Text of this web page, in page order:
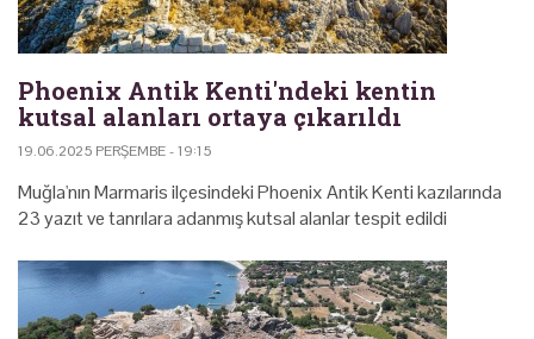
Phoenix Antik Kenti'ndeki kentin
kutsal alanları ortaya çıkarıldı
19.06.2025 PERŞEMBE - 19:15
Muğla'nın Marmaris ilçesindeki Phoenix Antik Kenti kazılarında
23 yazıt ve tanrılara adanmış kutsal alanlar tespit edildi